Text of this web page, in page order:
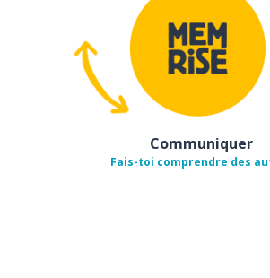
Communiquer
Fais-toi comprendre des